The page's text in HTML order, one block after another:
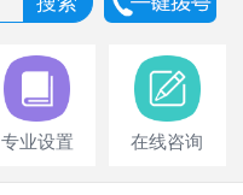
专业设置 在线咨询